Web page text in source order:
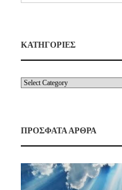
ΚΑΤΗΓΟΡΙΕΣ
ΠΡΟΣΦΑΤΑ ΑΡΘΡΑ